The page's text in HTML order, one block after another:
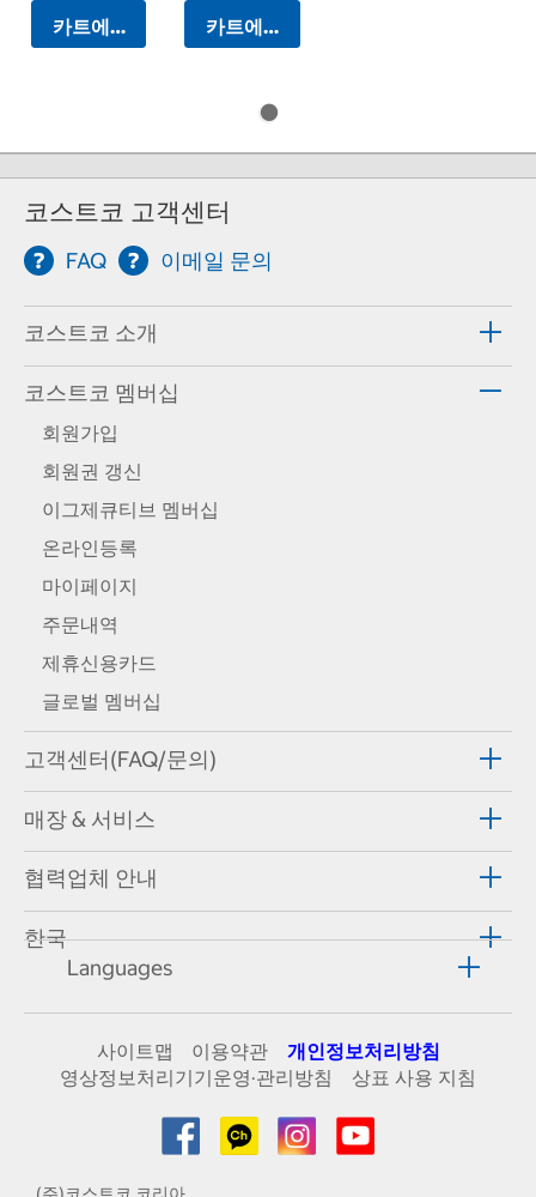
카트에 담기 카트에 담기
코스트코 고객센터
FAQ 이메일 문의
코스트코 소개
코스트코 멤버십
회원가입
회원권 갱신
이그제큐티브 멤버십
온라인등록
마이페이지
주문내역
제휴신용카드
글로벌 멤버십
고객센터(FAQ/문의)
매장 & 서비스
협력업체 안내
한국
Languages
사이트맵 이용약관
개인정보처리방침
영상정보처리기기운영·관리방침
상표 사용 지침